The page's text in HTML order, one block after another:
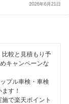
2026年6月21日
較と見積もり予
キャンペーンな
プル車検・車検
す！
で楽天ポイント